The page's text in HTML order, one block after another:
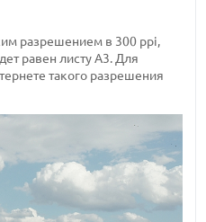
разрешением в 300 ppi,
равен листу А3. Для
такого разрешения